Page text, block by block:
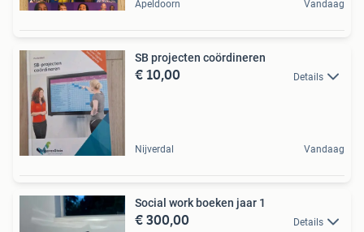
Apeldoorn
Vandaag
SB projecten coördineren
€ 10,00 Details
Nijverdal Vandaag
Social work boeken jaar 1
€ 300,00 Details